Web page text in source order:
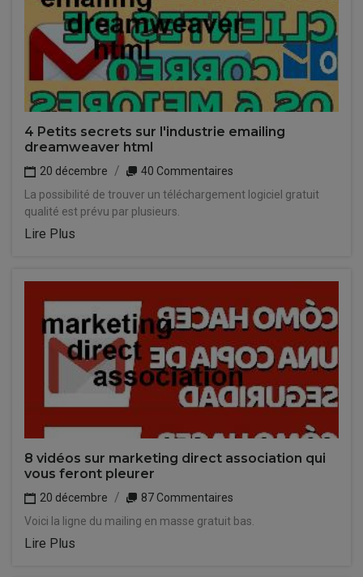
4 Petits secrets sur l'industrie emailing
dreamweaver html
20 décembre
40 Commentaires
La possibilité de trouver un téléchargement logiciel gratuit
qualité est prévu par plusieurs.
Lire Plus
8 vidéos sur marketing direct association qui
vous feront pleurer
20 décembre
87 Commentaires
Voici la ligne du mailing en masse gratuit bas.
Lire Plus